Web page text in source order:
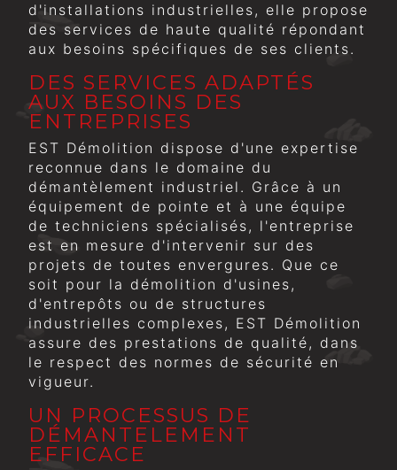
d'installations industrielles, elle propose
des services de haute qualité répondant
aux besoins spécifiques de ses clients.
DES SERVICES ADAPTÉS
AUX BESOINS DES
ENTREPRISES
EST Démolition dispose d'une expertise
reconnue dans le domaine du
démantèlement industriel. Grâce à un
équipement de pointe et à une équipe
de techniciens spécialisés, l'entreprise
est en mesure d'intervenir sur des
projets de toutes envergures. Que ce
soit pour la démolition d'usines,
d'entrepôts ou de structures
industrielles complexes, EST Démolition
assure des prestations de qualité, dans
le respect des normes de sécurité en
vigueur.
UN PROCESSUS DE
DÉMANTELEMENT
EFFICACE